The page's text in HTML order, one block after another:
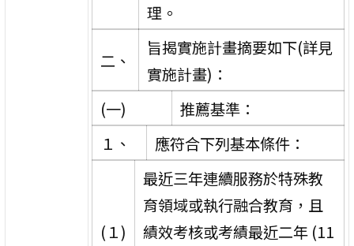
理。
二、
旨揭實施計畫摘要如下(詳見
實施計畫)：
(一)
推薦基準：
１、
應符合下列基本條件：
(１)
最近三年連續服務於特殊教
育領域或執行融合教育，且
績效考核或考績最近二年 (11